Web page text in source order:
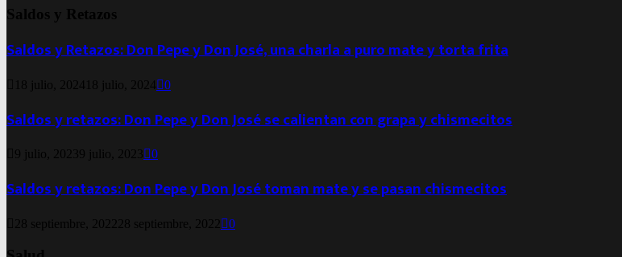
Saldos y Retazos
Saldos y Retazos: Don Pepe y Don José, una charla a puro mate y torta frita
18 julio, 2024 18 julio, 2024 0
Saldos y retazos: Don Pepe y Don José se calientan con grapa y chismecitos
9 julio, 20239 julio, 2023 0
Saldos y retazos: Don Pepe y Don José toman mate y se pasan chismecitos
28 septiembre, 2022 28 septiembre, 2022 0